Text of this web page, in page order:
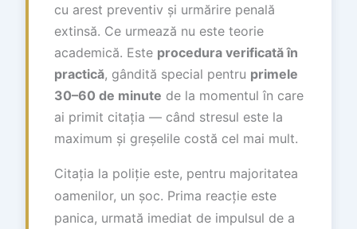
cu arest preventiv și urmărire penală
extinsă. Ce urmează nu este teorie
academică. Este procedura verificată în
practică, gândită special pentru primele
30–60 de minute de la momentul în care
ai primit citația — când stresul este la
maximum și greșelile costă cel mai mult.
Citația la poliție este, pentru majoritatea
oamenilor, un șoc. Prima reacție este
panica, urmată imediat de impulsul de a